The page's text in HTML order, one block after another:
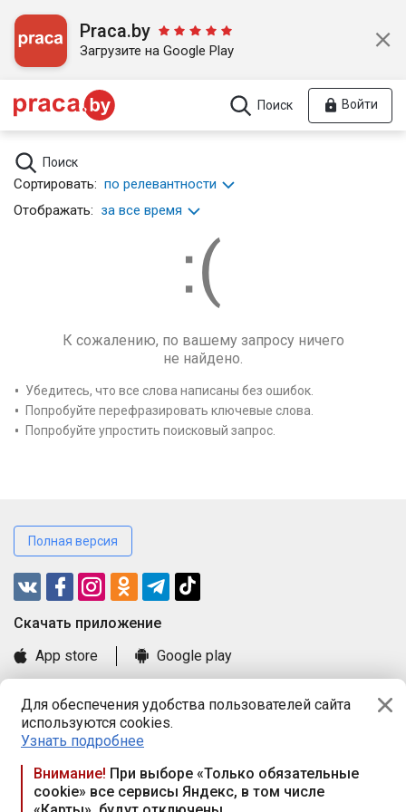
Для обеспечения удобства пользователей сайта
используются cookies.
Узнать подробнее
Внимание! При выборе «Только обязательные
cookie» все сервисы Яндекс, в том числе
Praca.by
Загрузите на Google Play
Поиск Войти
Поиск
Сортировать: по релевантности
Отображать: за все время
К сожалению, по вашему запросу ничего
не найдено.
Убедитесь, что все слова написаны без ошибок.
Попробуйте перефразировать ключевые слова.
Попробуйте упростить поисковый запрос.
Полная версия
Cкачать приложение
App store
Google play
Книга замечаний и предложений
Правила и документы
Praca.by © 2000—2026, ООО «ПРАЦА БАЙ»
Республика Беларусь, 220114, г. Минск, пр-т Независимости
117а, пом. № 9.